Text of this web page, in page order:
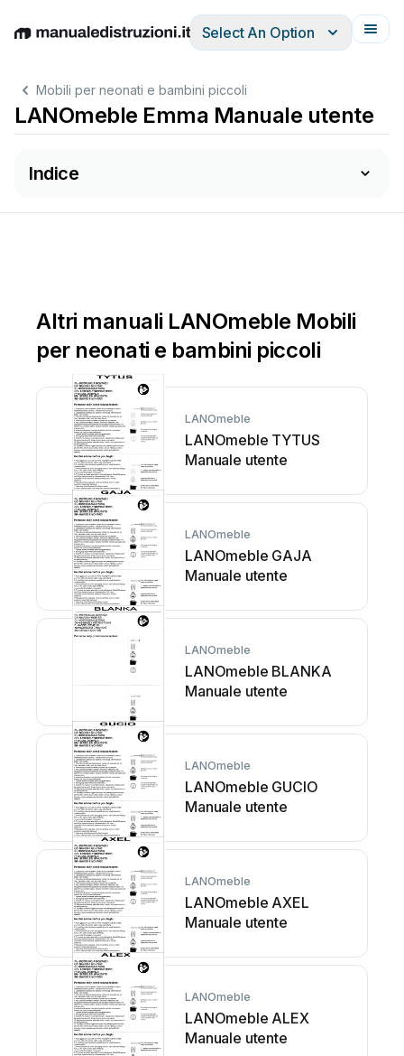
EnglishDeutschEspañolItalianoFrançais
Select An Option
Mobili per neonati e bambini piccoli
LANOmeble Emma Manuale utente
Indice
Altri manuali LANOmeble Mobili
per neonati e bambini piccoli
LANOmeble
LANOmeble TYTUS
Manuale utente
LANOmeble
LANOmeble GAJA
Manuale utente
LANOmeble
LANOmeble BLANKA
Manuale utente
LANOmeble
LANOmeble GUCIO
Manuale utente
LANOmeble
LANOmeble AXEL
Manuale utente
LANOmeble
LANOmeble ALEX
Manuale utente